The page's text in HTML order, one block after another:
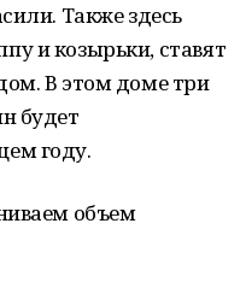
Также здесь
и козырьки, ставят
В этом доме три
будет
году.
объем